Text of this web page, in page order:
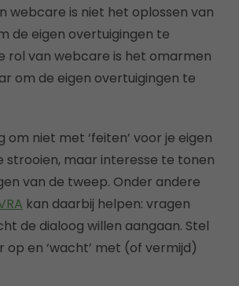
webcare is niet het oplossen van
de eigen overtuigingen te
rol van webcare is het omarmen
om de eigen overtuigingen te
om niet met ‘feiten’ voor je eigen
strooien, maar interesse te tonen
van de tweep. Onder andere
kan daarbij helpen: vragen
de dialoog willen aangaan. Stel
op en ‘wacht’ met (of vermijd)